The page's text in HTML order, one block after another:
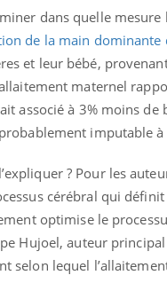
dans quelle
de la main dominante
et leur bébé,
maternel
associé à 3% moins
imputable
? Pour les
cérébral qui
optimise le
Hujoel, auteur
selon lequel
des Mains : se
un tout nouveau
plage, piscine,
air… Nos mains